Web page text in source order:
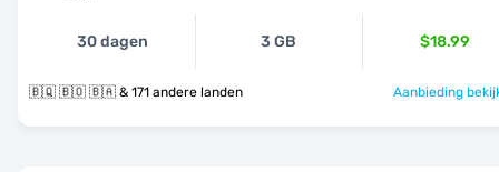
30 dagen 3 GB $18.99
🇧🇶 🇧🇴 🇧🇦 & 171 andere landen Aanbieding